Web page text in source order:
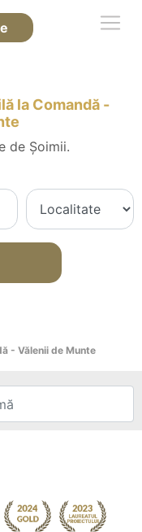
la Comandă -
de Șoimii.
- Vălenii de Munte